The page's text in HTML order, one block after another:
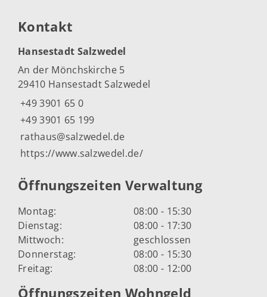
Kontakt
Hansestadt Salzwedel
An der Mönchskirche 5
29410 Hansestadt Salzwedel
+49 3901 65 0
+49 3901 65 199
rathaus@salzwedel.de
https://www.salzwedel.de/
Öffnungszeiten Verwaltung
Montag:
08:00 - 15:30
Dienstag:
08:00 - 17:30
Mittwoch:
geschlossen
Donnerstag:
08:00 - 15:30
Freitag:
08:00 - 12:00
Öffnungszeiten Wohngeld